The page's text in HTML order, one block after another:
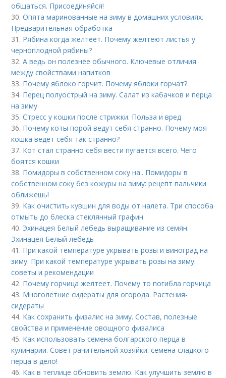
общаться. Присоединяйся!
30.Опята маринованные на зиму в домашних условиях.
Предварительная обработка
31. Рябина когда желтеет. Почему желтеют листья у
черноплодной рябины?
32.А ведь он полезнее обычного. Ключевые отличия
между свойствами напитков
33. Почему яблоко горчит. Почему яблоки горчат?
34. Перец полуострый на зиму. Салат из кабачков и перца
на зиму
35.Стресс у кошки после стрижки. Польза и вред
36. Почему коты порой ведут себя странно. Почему моя
кошка ведет себя так странно?
37. Кот стал странно себя вести пугается всего. Чего
боятся кошки
38. Помидоры в собственном соку на.. Помидоры в
собственном соку без кожуры на зиму: рецепт пальчики
оближешь!
39. Как очистить кувшин для воды от налета. Три способа
отмыть до блеска стеклянный графин
40. Эхинацея Белый лебедь выращивание из семян.
Эхинацея Белый лебедь
41. При какой температуре укрывать розы и виноград на
зиму. При какой температуре укрывать розы на зиму:
советы и рекомендации
42. Почему горчица желтеет. Почему то погибла горчица
43. Многолетние сидераты для огорода. Растения-
сидераты
44. Как сохранить физалис на зиму. Состав, полезные
свойства и применение овощного физалиса
45. Как использовать семена болгарского перца в
кулинарии. Совет рачительной хозяйки: семена сладкого
перца в дело!
46. Как в теплице обновить землю. Как улучшить землю в